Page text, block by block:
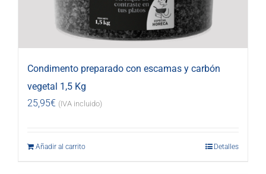
Condimento preparado con escamas y carbón
vegetal 1,5 Kg
25,95€ (IVA incluido)
Añadir al carrito Detalles